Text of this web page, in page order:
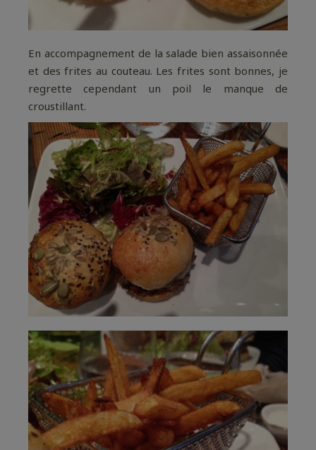
En accompagnement de la salade bien assaisonnée
et des frites au couteau. Les frites sont bonnes, je
regrette cependant un poil le manque de
croustillant.